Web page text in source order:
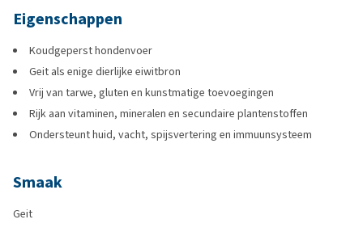
Eigenschappen
Koudgeperst hondenvoer
Geit als enige dierlijke eiwitbron
Vrij van tarwe, gluten en kunstmatige toevoegingen
Rijk aan vitaminen, mineralen en secundaire plantenstoffen
Ondersteunt huid, vacht, spijsvertering en immuunsysteem
Smaak
Geit